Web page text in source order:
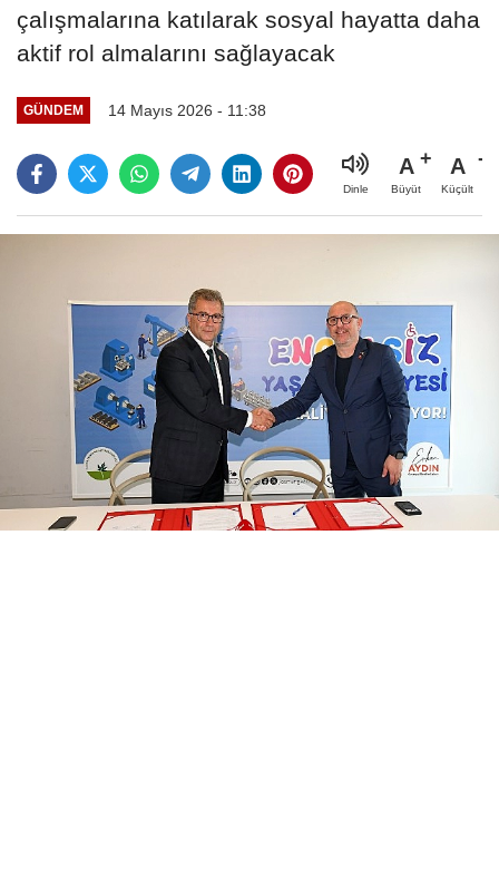
çalışmalarına katılarak sosyal hayatta daha
aktif rol almalarını sağlayacak
GÜNDEM 14 Mayıs 2026 - 11:38
Dinle
A
Büyüt
A
Küçült